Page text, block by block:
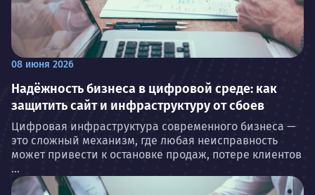
08 июня 2026
Надёжность бизнеса в цифровой среде: как
защитить сайт и инфраструктуру от сбоев
Цифровая инфраструктура современного бизнеса —
это сложный механизм, где любая неисправность
может привести к остановке продаж, потере клиентов
...